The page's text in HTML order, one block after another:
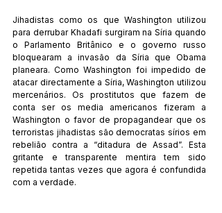
Jihadistas como os que Washington utilizou
para derrubar Khadafi surgiram na Síria quando
o Parlamento Britânico e o governo russo
bloquearam a invasão da Síria que Obama
planeara. Como Washington foi impedido de
atacar directamente a Síria, Washington utilizou
mercenários. Os prostitutos que fazem de
conta ser os media americanos fizeram a
Washington o favor de propagandear que os
terroristas jihadistas são democratas sírios em
rebelião contra a “ditadura de Assad”. Esta
gritante e transparente mentira tem sido
repetida tantas vezes que agora é confundida
com a verdade.